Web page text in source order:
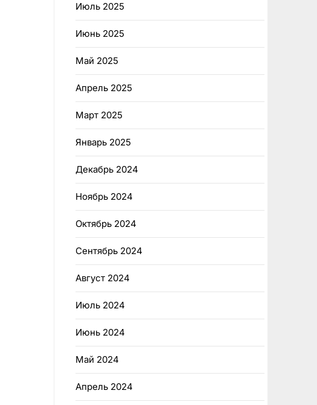
Июль 2025
Июнь 2025
Май 2025
Апрель 2025
Март 2025
Январь 2025
Декабрь 2024
Ноябрь 2024
Октябрь 2024
Сентябрь 2024
Август 2024
Июль 2024
Июнь 2024
Май 2024
Апрель 2024